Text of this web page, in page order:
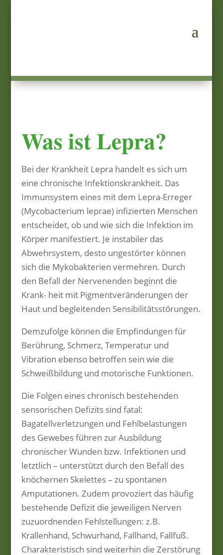
Was ist Lepra?
Bei der Krankheit Lepra handelt es sich um
eine chronische Infektionskrankheit. Das
Immunsystem eines mit dem Lepra-Erreger
(Mycobacterium leprae) infizierten Menschen
entscheidet, ob und wie sich die Infektion im
Körper manifestiert. Je instabiler das
Abwehrsystem, desto ungestörter können
sich die Mykobakterien vermehren. Durch
den Befall der Nervenenden beginnt die
Krank- heit mit Pigmentveränderungen der
Haut und begleitenden Sensibilitätsstörungen.
Demzufolge können die Empfindungen für
Berührung, Schmerz, Temperatur und
Vibration ebenso betroffen sein wie die
Schweißbildung und motorische Funktionen.
Die Folgen eines chronisch bestehenden
sensorischen Defizits sind fatal:
Bagatellverletzungen und Fehlbelastungen
des Gewebes führen zur Ausbildung
chronischer Wunden bzw. Infektionen und
letztlich – unterstützt durch den Befall des
knöchernen Skelettes – zu spontanen
Amputationen. Zudem provoziert das häufig
bestehende Defizit die jeweiligen Nerven
zuzuordnenden Fehlstellungen: z.B.
Krallenhand, Schwurhand, Fallhand, Fallfuß.
Charakteristisch sind weiterhin die Zerstörung